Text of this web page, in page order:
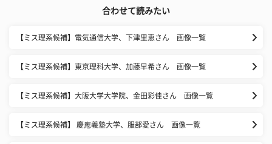
合わせて読みたい
【ミス理系候補】電気通信大学、下津里恵さん 画像一覧
【ミス理系候補】東京理科大学、加藤早希さん 画像一覧
【ミス理系候補】大阪大学大学院、金田彩佳さん 画像一覧
【ミス理系候補】 慶應義塾大学、服部愛さん 画像一覧